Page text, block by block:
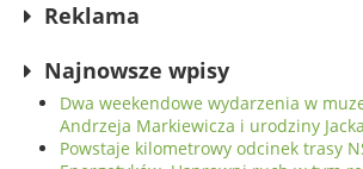
Reklama
Najnowsze wpisy
Dwa weekendowe wydarzenia w
Andrzeja Markiewicza i urodziny
Powstaje kilometrowy odcinek trasy